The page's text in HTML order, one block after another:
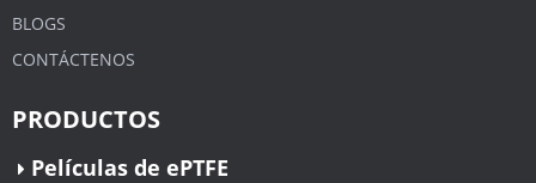
BLOGS
CONTÁCTENOS
PRODUCTOS
Películas de ePTFE